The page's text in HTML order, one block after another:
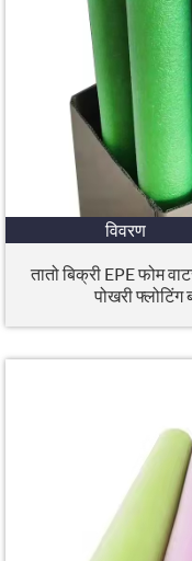
विवरण
तातो बिक्री EPE फोम
पोखरी फ्लोटिंग